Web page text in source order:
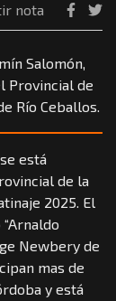
nota
Salomón,
Provincial de
Río Ceballos.
está
de la
2025. El
Newbery de
mas de
y está